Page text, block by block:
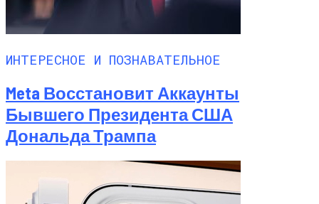
ИНТЕРЕСНОЕ И ПОЗНАВАТЕЛЬНОЕ
Meta Восстановит Аккаунты
Бывшего Президента США
Дональда Трампа